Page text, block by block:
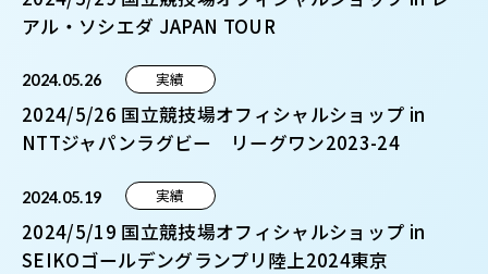
アル・ソシエダ JAPAN TOUR
2024.05.26 実績
2024/5/26 国立競技場オフィシャルショップ in
NTTジャパンラグビー リーグワン2023-24
2024.05.19 実績
2024/5/19 国立競技場オフィシャルショップ in
SEIKOゴールデングランプリ陸上2024東京